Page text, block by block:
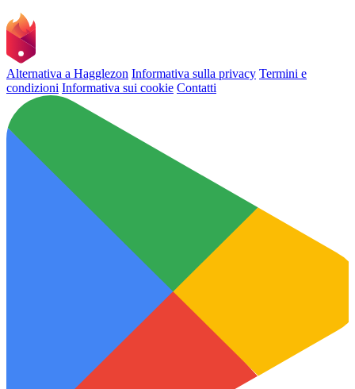
Alternativa a Hagglezon Informativa sulla privacy Termini e
condizioni Informativa sui cookie Contatti